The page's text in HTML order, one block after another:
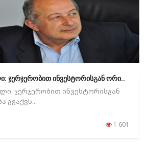
ჯერჯერობით ინვესტორისგან ორი..
ჯერჯერობით ინვესტორისგან
გვაქვს...
1 601